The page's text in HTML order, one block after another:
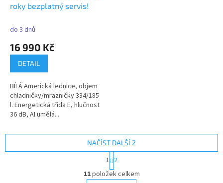
roky bezplatný servis!
do 3 dnů
16 990 Kč
DETAIL
BÍLÁ Americká lednice, objem
chladničky/mrazničky 334/185
l. Energetická třída E, hlučnost
36 dB, AI umělá...
O
v
NAČÍST DALŠÍ 2
S
t
r
á
1 2
11položek celkem